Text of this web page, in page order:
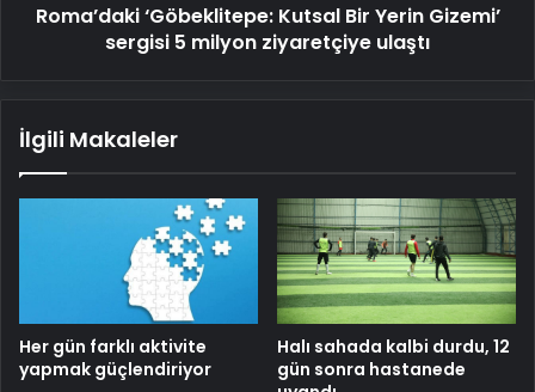
ziyaretçiye
Roma’daki ‘Göbeklitepe: Kutsal Bir Yerin Gizemi’
sergisi 5 milyon ziyaretçiye ulaştı
İlgili Makaleler
Her gün farklı aktivite
yapmak güçlendiriyor
Halı sahada kalbi durdu, 12
gün sonra hastanede